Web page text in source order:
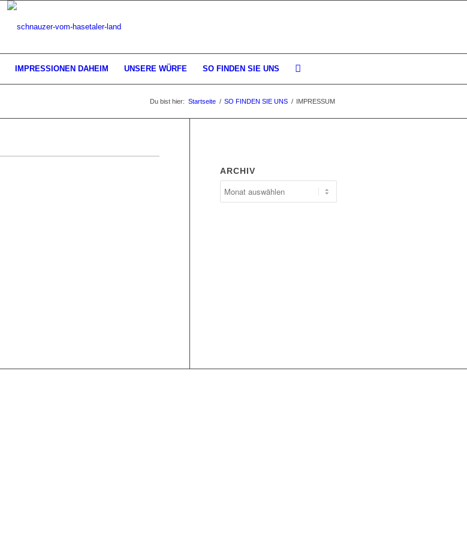
IMPRESSIONEN DAHEIM UNSERE WÜRFE SO FINDEN SIE UNS
Du bist hier: Startseite / SO FINDEN SIE UNS / IMPRESSUM
ARCHIV